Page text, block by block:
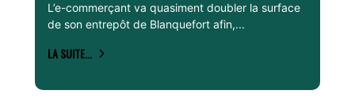
L’e-commerçant va quasiment doubler la surface
de son entrepôt de Blanquefort afin,...
LA SUITE...